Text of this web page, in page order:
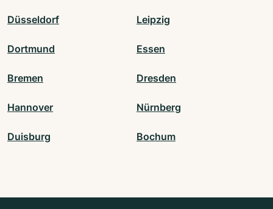
Düsseldorf Leipzig
Dortmund Essen
Bremen Dresden
Hannover Nürnberg
Duisburg Bochum